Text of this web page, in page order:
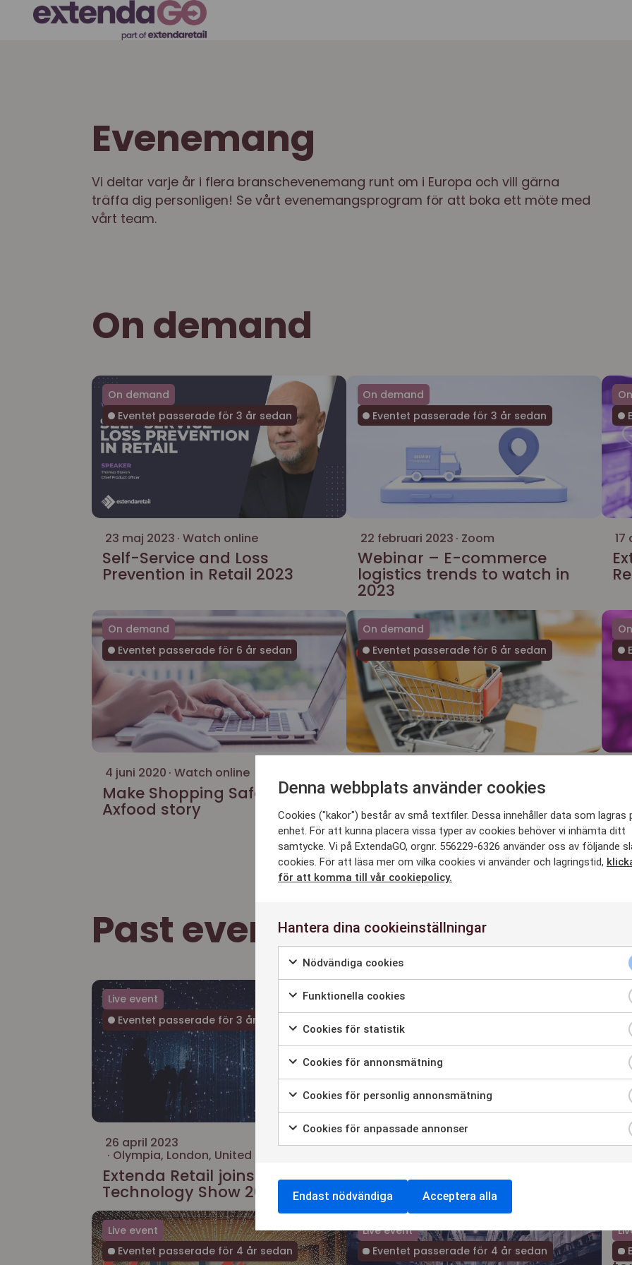
Evenemang
Vi deltar varje år i flera branschevenemang runt om i Europa och vill gärna
träffa dig personligen! Se vårt evenemangsprogram för att boka ett möte med
vårt team.
On demand
Self-Service and Loss
Prevention in Retail 2023
On demand
Eventet passerade för 3 år sedan
23 maj 2023 Watch online
Webinar – E-commerce
logistics trends to watch in
2023
On demand
Eventet passerade för 3 år sedan
22 februari 2023 Zoom 17
Make Shopping Safe feat.
Axfood story
On demand
Eventet passerade för 6 år sedan
4 juni 2020 Watch online
WMS Trends 2020
On demand
Eventet passerade för 6 år sedan
1 2 …
Past events
Extenda Retail joins Retail
Technology Show 2023
Live event
Eventet passerade för 3 år sedan
26 april 2023
Olympia, London, United Kingdom.
Congress 2023
Live event
8 mars 2023 Gothenburg, Sweden
Live event
Eventet passerade för 4 år sedan
Live event
Eventet passerade för 4 år sedan
15
Denna webbplats använder cookies
Cookies ("kakor") består av små textfiler. Dessa innehåller data som lagras
enhet. För att kunna placera vissa typer av cookies behöver vi inhämta ditt
samtycke. Vi på ExtendaGO, orgnr. 556229-6326 använder oss av följande
cookies. För att läsa mer om vilka cookies vi använder och lagringstid,
för att komma till vår cookiepolicy.
Hantera dina cookieinställningar
Nödvändiga cookies
Funktionella cookies
Cookies för statistik
Cookies för annonsmätning
Cookies för personlig annonsmätning
Cookies för anpassade annonser
Endast nödvändiga Acceptera alla